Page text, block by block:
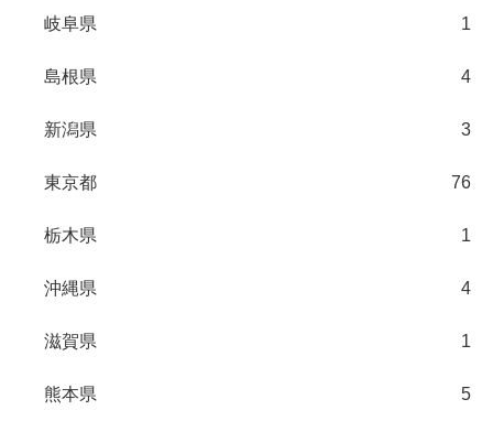
岐阜県 1
島根県 4
新潟県 3
東京都 76
栃木県 1
沖縄県 4
滋賀県 1
熊本県 5